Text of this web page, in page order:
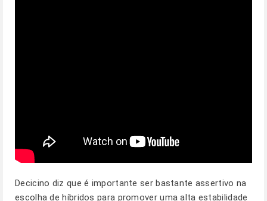
Decicino diz que é importante ser bastante assertivo na
escolha de híbridos para promover uma alta estabilidade